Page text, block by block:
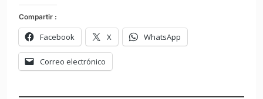
Compartir :
Facebook X WhatsApp
Correo electrónico